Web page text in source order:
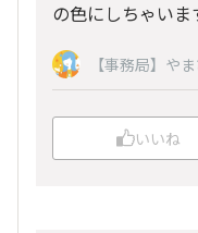
の色にしちゃいま
【事務局】や
いいね